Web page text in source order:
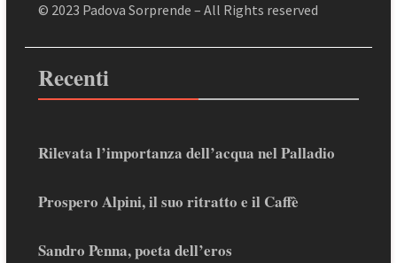
© 2023 Padova Sorprende – All Rights reserved
Recenti
Rilevata l’importanza dell’acqua nel Palladio
Prospero Alpini, il suo ritratto e il Caffè
Sandro Penna, poeta dell’eros